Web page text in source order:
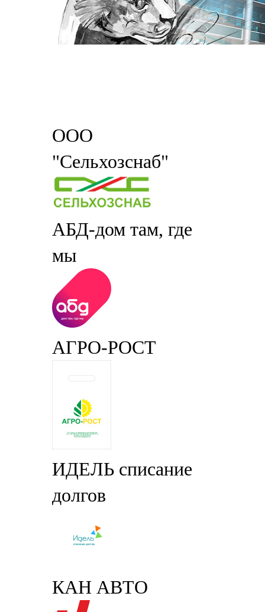
ООО
"Сельхозснаб"
АБД-дом там, где
мы
АГРО-РОСТ
ИДЕЛЬ списание
долгов
КАН АВТО